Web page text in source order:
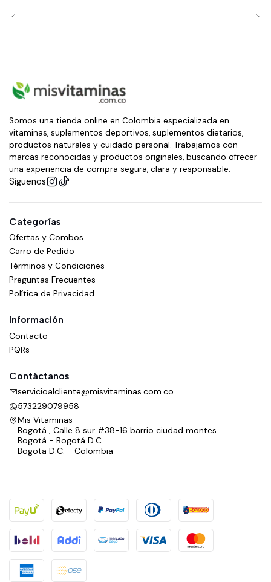
Somos una tienda online en Colombia especializada en
vitaminas, suplementos deportivos, suplementos dietarios,
productos naturales y cuidado personal. Trabajamos con
marcas reconocidas y productos originales, buscando ofrecer
una experiencia de compra segura, clara y responsable.
Síguenos
Categorías
Ofertas y Combos
Carro de Pedido
Términos y Condiciones
Preguntas Frecuentes
Política de Privacidad
Información
Contacto
PQRs
Contáctanos
servicioalcliente@misvitaminas.com.co
573229079958
Mis Vitaminas
Bogotá , Calle 8 sur #38-16 barrio ciudad montes
Bogotá - Bogotá D.C.
Bogota D.C. - Colombia